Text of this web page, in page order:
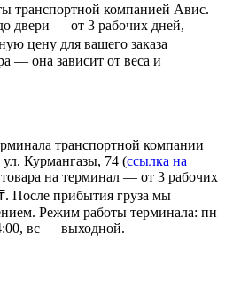
транспортной компанией Авис.
двери — от 3 рабочих дней,
цену для вашего заказа
— она зависит от веса и
транспортной компании
ул. Курмангазы, 74 (ссылка на
на терминал — от 3 рабочих
После прибытия груза мы
Режим работы терминала: пн–
вс — выходной.